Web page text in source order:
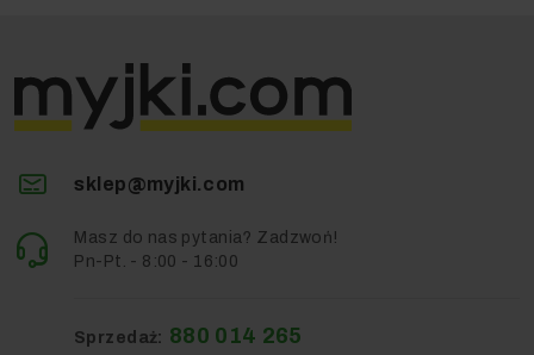
sklep@myjki.com
Masz do nas pytania? Zadzwoń!
Pn-Pt. - 8:00 - 16:00
Sprzedaż: 880 014 265